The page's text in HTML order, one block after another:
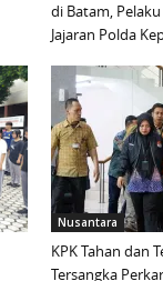
di Batam,
Jajaran Polda
Nusantara
KPK Tahan dan
Tersangka